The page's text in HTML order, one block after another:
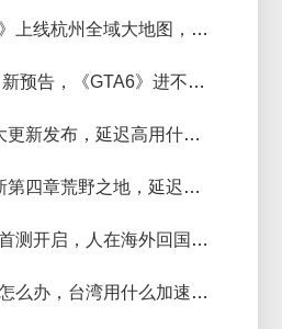
​国服《燕云十六声》上线杭州全域大地图，人在国外玩《燕云十六声》加速器推荐
《GTA6》6月25日新预告，《GTA6》进不去延迟高用什么加速器
《杀戮尖塔2》重大更新发布，延迟高用什么加速器
《泰坦之旅2》更新第四章荒野之地，延迟低好用的加速器推荐
国服《弧光猎人》首测开启，人在海外回国玩《弧光猎人》加速器推荐
台湾看不了世界杯怎么办，台湾用什么加速器能看央视影音世界杯？